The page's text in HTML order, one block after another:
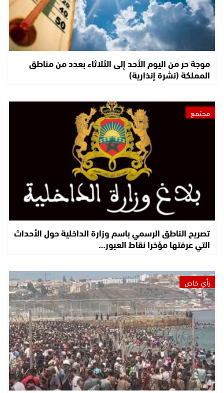
موجة حر من اليوم الأحد إلى الثلاثاء بعدد من مناطق
المملكة (نشرة إنذارية)
مجتمع
تصريح الناطق الرسمي باسم وزارة الداخلية حول الأحداث
التي عرفتها مؤخرا نقاط العبور…
رأي خاص